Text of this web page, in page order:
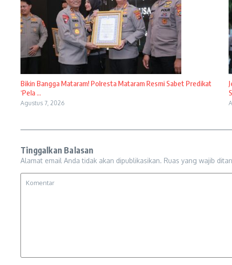
Bikin Bangga Mataram! Polresta Mataram Resmi Sabet Predikat
‘Pela ...
Agustus 7, 2026
Tinggalkan Balasan
Alamat email Anda tidak akan dipublikasikan. Ruas yang wajib